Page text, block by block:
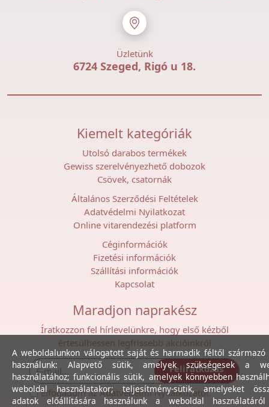
Üzletünk
6724 Szeged, Rigó u 18.
Kiemelt kategóriák
Utolsó darabos termékek
Gewiss szerelvényezhető dobozok
Csövek, csatornák
Általános Szerződési Feltételek
Adatvédelmi Nyilatkozat
Online vitarendezési platform
Céginformációk
Fizetési információk
Szállítási információk
Kapcsolat
Maradjon naprakész
Íratkozzon fel hírlevelünkre, hogy első kézből
értesülhessen legfrissebb akcióinkról
Feliratkozás
Elfogadom azAdatvédelmi Nyilatkozatot.
A weboldalunkon válogatott saját és harmadik féltől származó
használunk: Alapvető sütik, amelyek szükségesek a
használatához; funkcionális sütik, amelyek könnyebben
weboldal használatakor; teljesítmény-sütik, amelyeket
adatok előállítására használunk a weboldal